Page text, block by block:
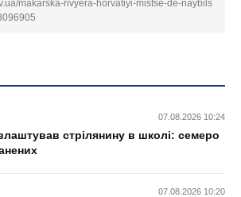
makarska-rivyera-horvatiyi-mistse-de-naybils
07.08.2026 10:24
стрілянину в школі: семеро
07.08.2026 10:20